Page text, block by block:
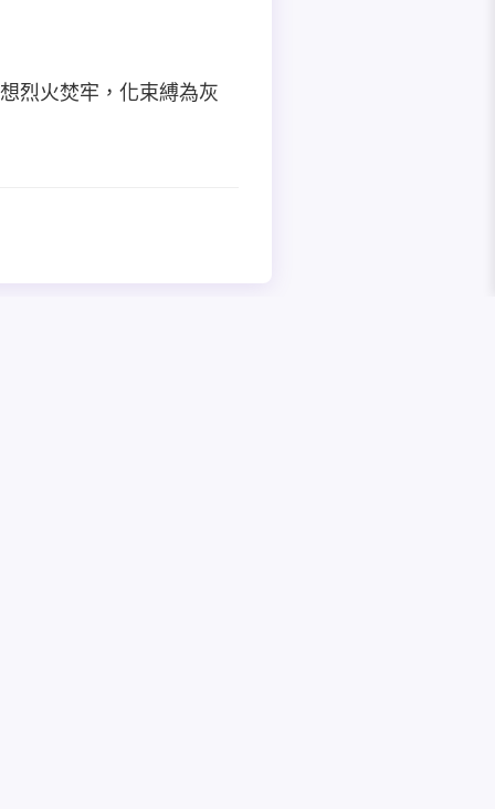
烈火焚牢，化束縛為灰